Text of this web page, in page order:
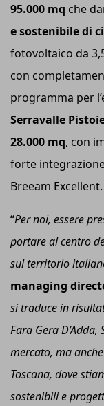
95.000 mq che
e sostenibile di
fotovoltaico da
con
programma per
Serravalle
28.000 mq, con
forte
Breeam Excellent.
“Pernoi, essere
portare al centro
sul territorio
managing d
si traduce in
Fara Gera
mercato, ma
Toscana, dove
sostenibili e